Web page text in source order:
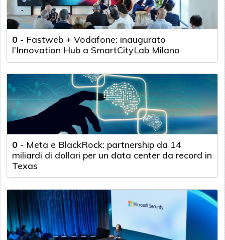
0 - Fastweb + Vodafone: inaugurato
l’Innovation Hub a SmartCityLab Milano
0 - Meta e BlackRock: partnership da 14
miliardi di dollari per un data center da record in
Texas